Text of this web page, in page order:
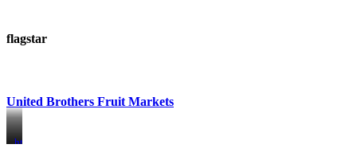
flagstar
United Brothers Fruit Markets
https://www.unitedbrothersfruitmarkets.com/
https://www.unitedbrothersfruitmarkets.com/